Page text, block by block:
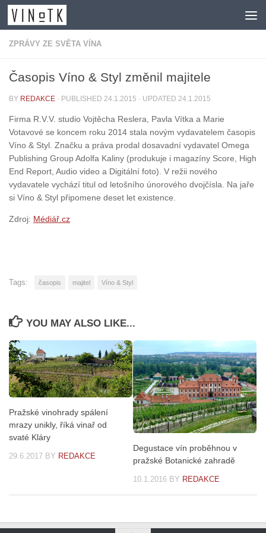
Skip to content
ZPRÁVY ZE SVĚTA VÍNA
Časopis Víno & Styl změnil majitele
BY REDAKCE · PUBLISHED 24.1.2015 · UPDATED 24.1.2015
Firma R.V.V. studio Vojtěcha Reslera, Pavla Vítka a Marie
Votavové se koncem roku 2014 stala novým vydavatelem časopis
Víno & Styl. Značku a práva prodal dosavadní vydavatel Omega
Publishing Group Adolfa Kaliny (produkuje i magazíny Score, High
End Report, Audio video a Digitální foto). V režii nového
vydavatele vychází titul od letošního únorového dvojčísla. Na jaře
si Víno & Styl připomene deset let existence.
Zdroj: Médiář.cz
Tags: časopis majitel Víno & Styl
YOU MAY ALSO LIKE...
Pražské vinohrady spálení
mrazy unikly, říká vinař od
svaté Kláry
29.6.2017 BY REDAKCE
Degustace vín proběhnou v
pražské Botanické zahradě
10.1.2016 BY REDAKCE